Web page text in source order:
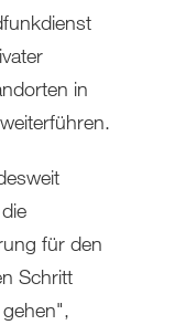
in
für den
Schritt